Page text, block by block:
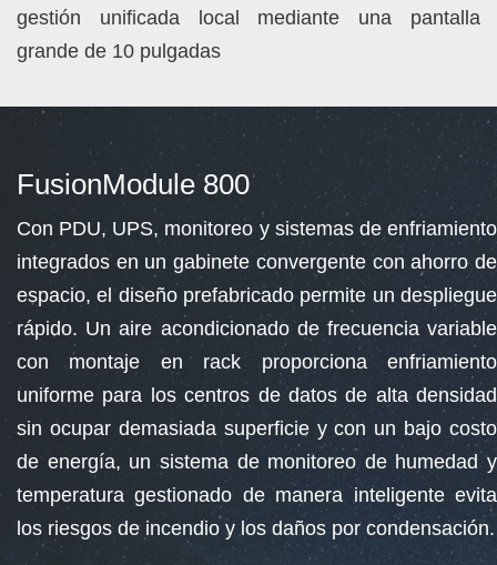
gestión unificada local mediante una pantalla
grande de 10 pulgadas
FusionModule 800
Con PDU, UPS, monitoreo y sistemas de enfriamiento
integrados en un gabinete convergente con ahorro de
espacio, el diseño prefabricado permite un despliegue
rápido. Un aire acondicionado de frecuencia variable
con montaje en rack proporciona enfriamiento
uniforme para los centros de datos de alta densidad
sin ocupar demasiada superficie y con un bajo costo
de energía, un sistema de monitoreo de humedad y
temperatura gestionado de manera inteligente evita
los riesgos de incendio y los daños por condensación.